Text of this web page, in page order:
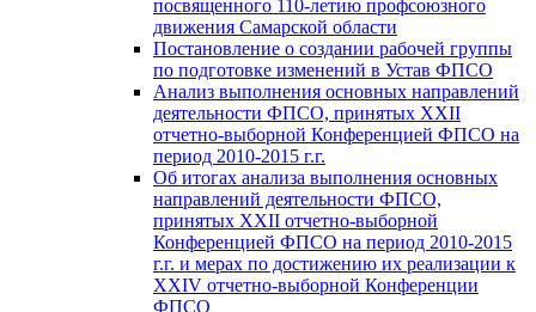
посвященного 110-летию профсоюзного
движения Самарской области
Постановление о создании рабочей группы
по подготовке изменений в Устав ФПСО
Анализ выполнения основных направлений
деятельности ФПСО, принятых XXII
отчетно-выборной Конференцией ФПСО на
период 2010-2015 г.г.
Об итогах анализа выполнения основных
направлений деятельности ФПСО,
принятых XXII отчетно-выборной
Конференцией ФПСО на период 2010-2015
г.г. и мерах по достижению их реализации к
XXIV отчетно-выборной Конференции
ФПСО